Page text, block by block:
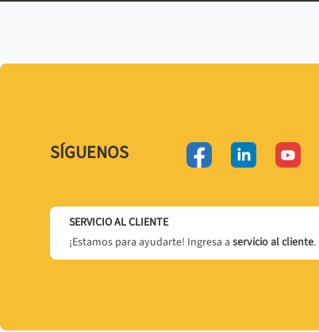
SÍGUENOS
SERVICIO AL CLIENTE
¡Estamos para ayudarte! Ingresa a servicio al cliente.